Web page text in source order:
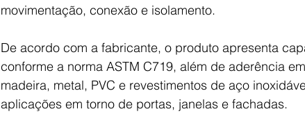
movimentação, conexão e isolamento.
De acordo com a fabricante, o produto apresenta
conforme a norma ASTM C719, além de aderência
madeira, metal, PVC e revestimentos de aço
aplicações em torno de portas, janelas e fachadas.